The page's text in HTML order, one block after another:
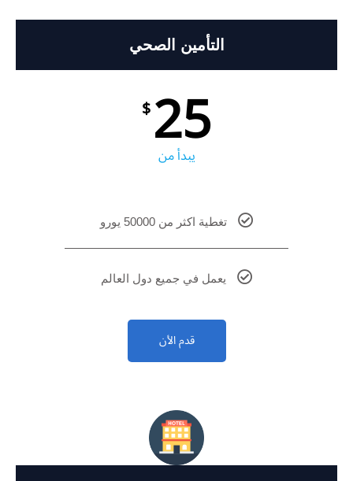
التأمين الصحي
25
$
يبدأ من
تغطية اكثر من 50000 يورو
يعمل في جميع دول العالم
قدم الأن